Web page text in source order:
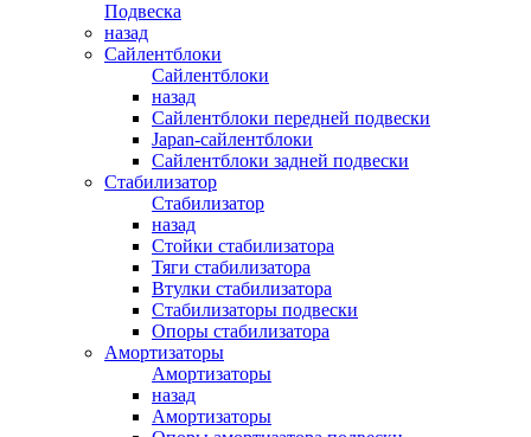
Подвеска
назад
Сайлентблоки
Сайлентблоки
назад
Сайлентблоки передней подвески
Japan-сайлентблоки
Сайлентблоки задней подвески
Стабилизатор
Стабилизатор
назад
Стойки стабилизатора
Тяги стабилизатора
Втулки стабилизатора
Стабилизаторы подвески
Опоры стабилизатора
Амортизаторы
Амортизаторы
назад
Амортизаторы